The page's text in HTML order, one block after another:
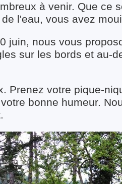
à venir. Que ce
l'eau, vous avez
juin, nous vous
sur les bords et au-
Prenez votre pique-
bonne humeur.